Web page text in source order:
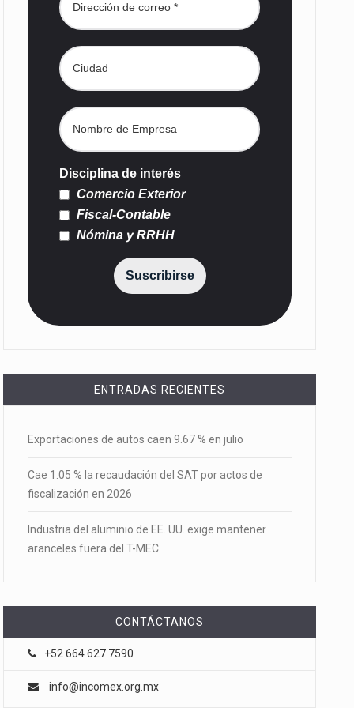
Disciplina de interés
Comercio Exterior
Fiscal-Contable
Nómina y RRHH
Suscribirse
ENTRADAS RECIENTES
Exportaciones de autos caen 9.67 % en julio
Cae 1.05 % la recaudación del SAT por actos de
fiscalización en 2026
Industria del aluminio de EE. UU. exige mantener
aranceles fuera del T-MEC
CONTÁCTANOS
+52 664 627 7590
info@incomex.org.mx